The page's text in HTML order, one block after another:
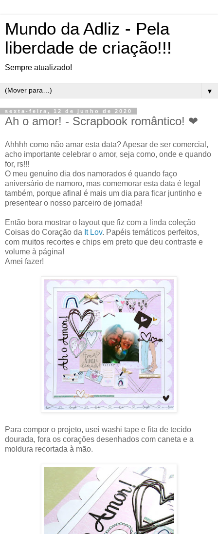
Mundo da Adliz - Pela
liberdade de criação!!!
Sempre atualizado!
▼
sexta-feira, 12 de junho de 2020
Ah o amor! - Scrapbook romântico! ❤
Ahhhh como não amar esta data? Apesar de ser comercial,
acho importante celebrar o amor, seja como, onde e quando
for, rs!!!
O meu genuíno dia dos namorados é quando faço
aniversário de namoro, mas comemorar esta data é legal
também, porque afinal é mais um dia para ficar juntinho e
presentear o nosso parceiro de jornada!
Então bora mostrar o layout que fiz com a linda coleção
Coisas do Coração da It Lov. Papéis temáticos perfeitos,
com muitos recortes e chips em preto que deu contraste e
volume à página!
Amei fazer!
Para compor o projeto, usei washi tape e fita de tecido
dourada, fora os corações desenhados com caneta e a
moldura recortada à mão.